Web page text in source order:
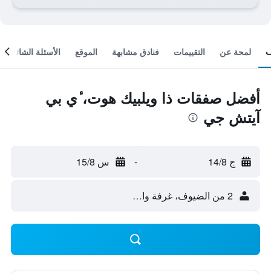
لمحة عن التقييمات فنادق مشابهة الموقع الأسئلة الشائعة
أفضل صفقات ذا ويلبيك هوت، ٔي بي
آيتش جي
ج 14/8 - س 15/8
2 من الضيوف، غرفة واحدة